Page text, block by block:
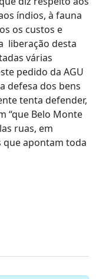
índios, à fauna
os custos e
liberação desta
várias
pedido da AGU
defesa dos bens
tenta defender,
“que Belo Monte
ruas, em
que apontam toda
Em manifestos,
,pelo Twitter,
por toda a
judiciais que
Civis,Ações